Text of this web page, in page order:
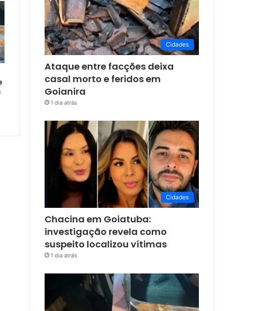
Cidades
Ataque entre facções deixa
casal morto e feridos em
Goianira
1 dia atrás
Cidades
Chacina em Goiatuba:
investigação revela como
suspeito localizou vítimas
1 dia atrás